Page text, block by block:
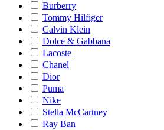
Burberry
Tommy Hilfiger
Calvin Klein
Dolce & Gabbana
Lacoste
Chanel
Dior
Puma
Nike
Stella McCartney
Ray Ban